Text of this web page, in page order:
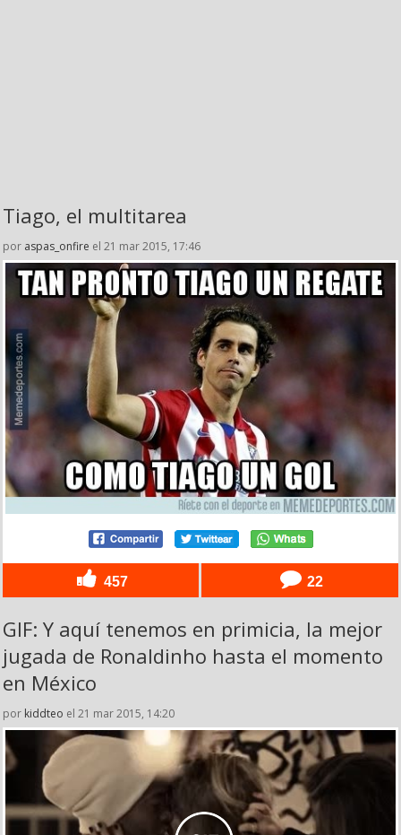
Tiago, el multitarea
por aspas_onfire el 21 mar 2015, 17:46
457 22
GIF: Y aquí tenemos en primicia, la mejor
jugada de Ronaldinho hasta el momento
en México
por kiddteo el 21 mar 2015, 14:20